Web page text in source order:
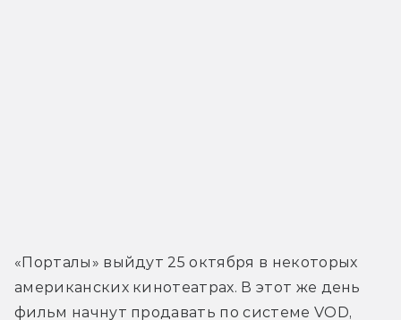
«Порталы» выйдут 25 октября в некоторых
американских кинотеатрах. В этот же день
фильм начнут продавать по системе VOD,